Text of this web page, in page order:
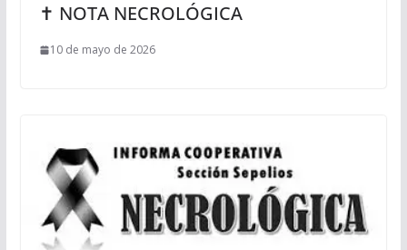
✝ NOTA NECROLÓGICA
10 de mayo de 2026